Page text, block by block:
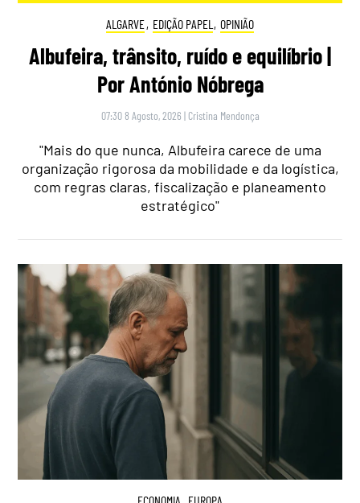
ALGARVE, EDIÇÃO PAPEL , OPINIÃO
Albufeira, trânsito, ruído e equilíbrio |
Por António Nóbrega
07:30 8 Agosto, 2026 | Cristina Mendonça
"Mais do que nunca, Albufeira carece de uma
organização rigorosa da mobilidade e da logística,
com regras claras, fiscalização e planeamento
estratégico"